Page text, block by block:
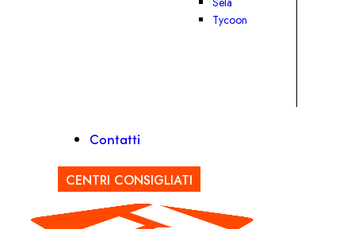
Tycoon
Contatti
CENTRI CONSIGLIATI